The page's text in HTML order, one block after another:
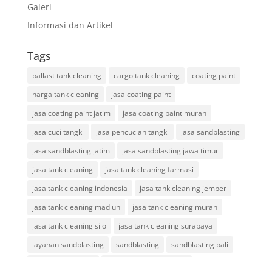
Galeri
Informasi dan Artikel
Tags
ballast tank cleaning cargo tank cleaning
coating paint
harga tank cleaning
jasa coating paint
jasa coating paint jatim
jasa coating paint murah
jasa cuci tangki
jasa pencucian tangki
jasa sandblasting
jasa sandblasting jatim
jasa sandblasting jawa timur
jasa tank cleaning
jasa tank cleaning farmasi
jasa tank cleaning indonesia
jasa tank cleaning jember
jasa tank cleaning madiun
jasa tank cleaning murah
jasa tank cleaning silo
jasa tank cleaning surabaya
layanan sandblasting
sandblasting
sandblasting bali